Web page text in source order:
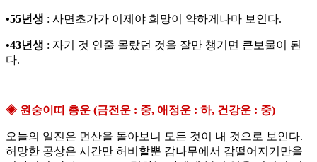
•55년생 : 사면초가가 이제야 희망이 약하게나마 보인다.
•43년생 : 자기 것 인줄 몰랐던 것을 잘만 챙기면 큰보물이 된
다.
◈ 원숭이띠 총운 (금전운 : 중, 애정운 : 하, 건강운 : 중)
오늘의 일진은 먼산을 돌아보니 모든 것이 내 것으로 보인다.
허망한 공상은 시간만 허비할뿐 감나무에서 감떨어지기만을